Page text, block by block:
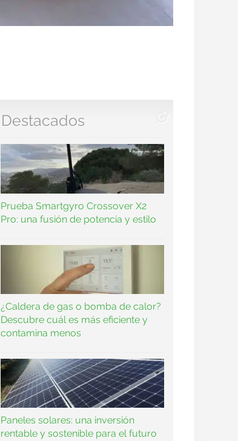
Destacados
Prueba Smartgyro Crossover X2
Pro: una fusión de potencia y estilo
¿Caldera de gas o bomba de calor?
Descubre cuál es más eficiente y
contamina menos
Paneles solares: una inversión
rentable y sostenible para el futuro